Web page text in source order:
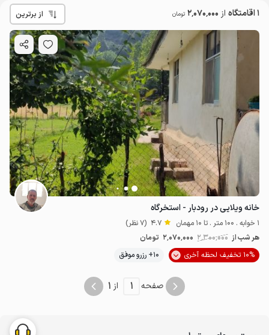
1 اقامتگاه از 2٬070٬000 تومان از برترین
خانه ویلایی در رودبار - استخرگاه
1 خوابه . 100 متر . تا 10 مهمان 4.7 (7 نظر)
هر شب از 2٬300٬000 2٬070٬000 تومان
10% تخفیف لحظه آخری
10+ رزرو موفق
صفحه 1 از 1